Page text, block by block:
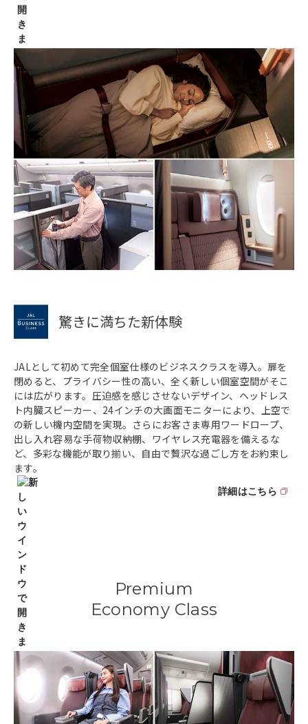
驚きに満ちた新体験
JALとして初めて完全個室仕様のビジネスクラスを導入。扉を
閉めると、プライバシー性の高い、全く新しい個室空間がそこ
には広がります。圧迫感を感じさせないデザイン、ヘッドレス
ト内臓スピーカー、24インチの大画面モニターにより、上空で
の新しい機内空間を実現。さらにお客さま専用ワードロープ、
出し入れ容易な手荷物収納棚、ワイヤレス充電器を備えるな
ど、多彩な機能が取り揃い、自由で贅沢な過ごし方をお約束し
ます。
詳細はこちら
Premium
Economy Class